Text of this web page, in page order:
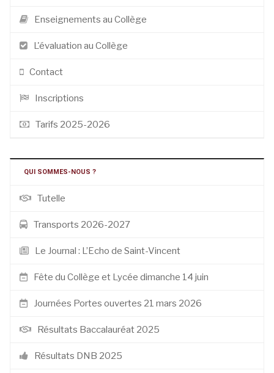
Enseignements au Collège
L'évaluation au Collège
Contact
Inscriptions
Tarifs 2025-2026
QUI SOMMES-NOUS ?
Tutelle
Transports 2026-2027
Le Journal : L’Echo de Saint-Vincent
Fête du Collège et Lycée dimanche 14 juin
Journées Portes ouvertes 21 mars 2026
Résultats Baccalauréat 2025
Résultats DNB 2025